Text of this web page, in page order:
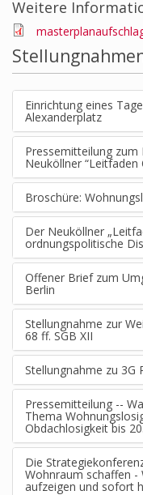
Weitere
Einrichtung eines
Alexanderplatz
Pressemitteilung zum
Neuköllner “Leitfaden
Broschüre:
Der Neuköllner
ordnungspolitische
Offener Brief zum
Berlin
Stellungnahme zur
68 ff. SGB XII
Stellungnahme zu 3G
Pressemitteilung --
Thema
Obdachlosigkeit bis
Die
Wohnraum schaffen -
aufzeigen und sofort